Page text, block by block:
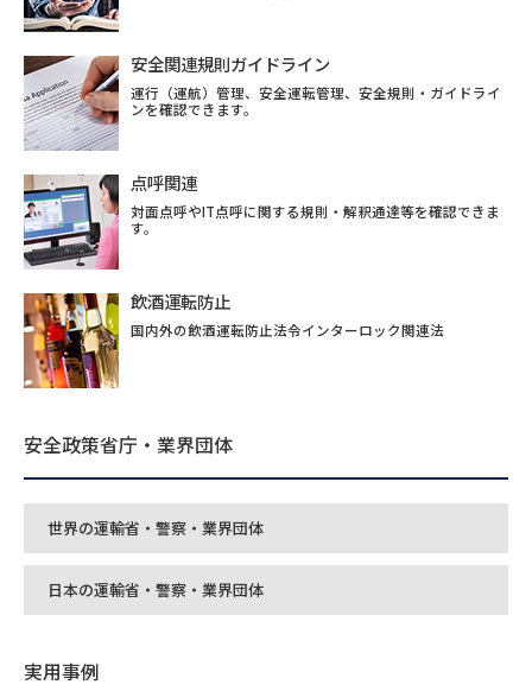
安全関連規則ガイドライン
運行（運航）管理、安全運転管理、安全規則・ガイドライ
ンを確認できます。
点呼関連
対面点呼やIT点呼に関する規則・解釈通達等を確認できま
す。
飲酒運転防止
国内外の飲酒運転防止法令インターロック関連法
安全政策省庁・業界団体
世界の運輸省・警察・業界団体
日本の運輸省・警察・業界団体
実用事例